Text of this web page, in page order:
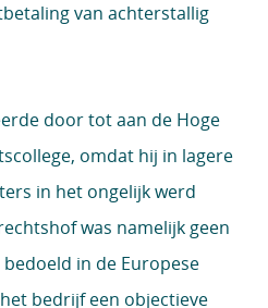
van achterstallig
door tot aan de Hoge
omdat hij in lagere
in het ongelijk werd
was namelijk geen
in de Europese
bedrijf een objectieve